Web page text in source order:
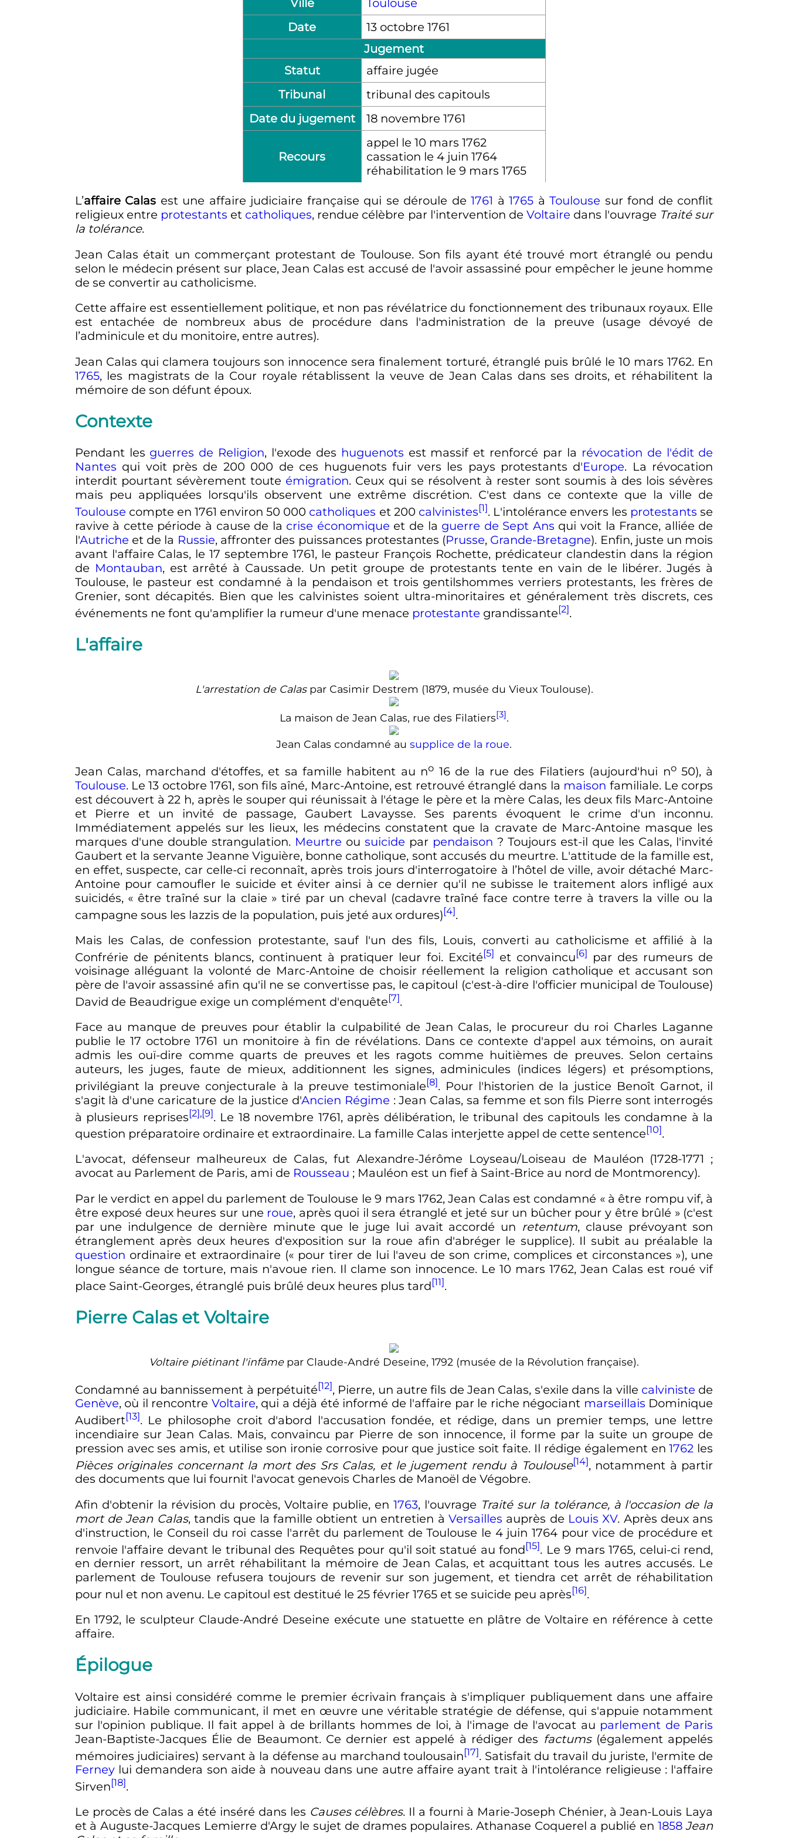
Date
13 octobre 1761
Jugement
Statut
affaire jugée
Tribunal
tribunal des capitouls
Date du jugement
18 novembre 1761
Recours
appel le 10 mars 1762
cassation le 4 juin 1764
réhabilitation le 9 mars 1765
L’affaire Calas est une affaire judiciaire française qui se déroule de1761 à1765 àToulouse sur fond de conflit
religieux entre protestants et catholiques, rendue célèbre par l'intervention de Voltaire dans l'ouvrage Traité sur
la tolérance.
Jean Calas était un commerçant protestant de Toulouse. Son fils ayant été trouvé mort étranglé ou pendu
selon le médecin présent sur place, Jean Calas est accusé de l'avoir assassiné pour empêcher le jeune homme
de se convertir au catholicisme.
Cette affaire est essentiellement politique, et non pas révélatrice du fonctionnement des tribunaux royaux. Elle
est entachée de nombreux abus de procédure dans l'administration de la preuve (usage dévoyé de
l’adminicule et du monitoire, entre autres).
Jean Calas qui clamera toujours son innocence sera finalement torturé, étranglé puis brûlé le 10 mars 1762. En
1765, les magistrats de la Cour royale rétablissent la veuve de Jean Calas dans ses droits, et réhabilitent la
mémoire de son défunt époux.
Contexte
Pendant les guerres de Religion, l'exode des huguenots est massif et renforcé par la révocation de l'édit de
Nantes qui voit près de 200 000 de ces huguenots fuir vers les pays protestants d'Europe. La révocation
interdit pourtant sévèrement toute émigration. Ceux qui se résolvent à rester sont soumis à des lois sévères
mais peu appliquées lorsqu'ils observent une extrême discrétion. C'est dans ce contexte que la ville de
Toulouse compte en 1761 environ50 000 catholiques et 200 calvinistes[1]. L'intolérance envers les protestants se
ravive à cette période à cause de la crise économique et de la guerre de Sept Ans qui voit la France, alliée de
l'Autriche et de la Russie, affronter des puissances protestantes (Prusse, Grande-Bretagne). Enfin, juste un mois
avant l'affaire Calas, le17 septembre 1761, le pasteur François Rochette, prédicateur clandestin dans la région
de Montauban, est arrêté à Caussade. Un petit groupe de protestants tente en vain de le libérer. Jugés à
Toulouse, le pasteur est condamné à la pendaison et trois gentilshommes verriers protestants, les frères de
Grenier, sont décapités. Bien que les calvinistes soient ultra-minoritaires et généralement très discrets, ces
événements ne font qu'amplifier la rumeur d'une menace protestante grandissante[2].
L'affaire
L'arrestation de Calaspar Casimir Destrem (1879, musée du Vieux Toulouse).
La maison de Jean Calas, rue des Filatiers[3].
Jean Calas condamné au supplice de la roue.
Jean Calas, marchand d'étoffes, et sa famille habitent au no 16de la rue des Filatiers (aujourd'hui no 50), à
Toulouse. Le13 octobre 1761, son fils aîné, Marc-Antoine, est retrouvé étranglé dans la maison familiale. Le corps
est découvert à22 h, après le souper qui réunissait à l'étage le père et la mère Calas, les deux fils Marc-Antoine
et Pierre et un invité de passage, Gaubert Lavaysse. Ses parents évoquent le crime d'un inconnu.
Immédiatement appelés sur les lieux, les médecins constatent que la cravate de Marc-Antoine masque les
marques d'une double strangulation. Meurtre ou suicide par pendaison ? Toujours est-il que les Calas, l'invité
Gaubert et la servante Jeanne Viguière, bonne catholique, sont accusés du meurtre. L'attitude de la famille est,
en effet, suspecte, car celle-ci reconnaît, après trois jours d'interrogatoire à l’hôtel de ville, avoir détaché Marc-
Antoine pour camoufler le suicide et éviter ainsi à ce dernier qu'il ne subisse le traitement alors infligé aux
suicidés, « être traîné sur la claie » tiré par un cheval (cadavre traîné face contre terre à travers la ville ou la
campagne sous les lazzis de la population, puis jeté aux ordures)[4].
Mais les Calas, de confession protestante, sauf l'un des fils, Louis, converti au catholicisme et affilié à la
Confrérie de pénitents blancs, continuent à pratiquer leur foi. Excité[5] et convaincu[6] par des rumeurs de
voisinage alléguant la volonté de Marc-Antoine de choisir réellement la religion catholique et accusant son
père de l'avoir assassiné afin qu'il ne se convertisse pas, le capitoul (c'est-à-dire l'officier municipal de Toulouse)
David de Beaudrigue exige un complément d'enquête[7].
Face au manque de preuves pour établir la culpabilité de Jean Calas, le procureur du roi Charles Laganne
publie le17 octobre 1761 un monitoire à fin de révélations. Dans ce contexte d'appel aux témoins, on aurait
admis les ouï-dire comme quarts de preuves et les ragots comme huitièmes de preuves. Selon certains
auteurs, les juges, faute de mieux, additionnent les signes, adminicules (indices légers) et présomptions,
privilégiant la preuve conjecturale à la preuve testimoniale[8]. Pour l'historien de la justice Benoît Garnot, il
s'agit là d'une caricature de la justice d'Ancien Régime : Jean Calas, sa femme et son fils Pierre sont interrogés
à plusieurs reprises[2],[9]. Le 18 novembre 1761, après délibération, le tribunal des capitouls les condamne à la
question préparatoire ordinaire et extraordinaire. La famille Calas interjette appel de cette sentence[10].
L'avocat, défenseur malheureux de Calas, fut Alexandre-Jérôme Loyseau/Loiseau de Mauléon (1728-1771 ;
avocat au Parlement de Paris, ami de Rousseau ; Mauléon est un fief à Saint-Brice au nord de Montmorency).
Par le verdict en appel du parlement de Toulouse le9 mars 1762, Jean Calas est condamné « à être rompu vif, à
être exposé deux heures sur une roue, après quoi il sera étranglé et jeté sur un bûcher pour y être brûlé »(c'est
par une indulgence de dernière minute que le juge lui avait accordé un retentum, clause prévoyant son
étranglement après deux heures d'exposition sur la roue afin d'abréger le supplice). Il subit au préalable la
question ordinaire et extraordinaire (« pour tirer de lui l'aveu de son crime, complices et circonstances »), une
longue séance de torture, mais n'avoue rien. Il clame son innocence. Le10 mars 1762, Jean Calas est roué vif
place Saint-Georges, étranglé puis brûlé deux heures plus tard[11].
Pierre Calas et Voltaire
Voltaire piétinant l'infâme par Claude-André Deseine, 1792 (musée de la Révolution française).
Condamné au bannissement à perpétuité[12], Pierre, un autre fils de Jean Calas, s'exile dans la ville calviniste de
Genève, où il rencontre Voltaire, qui a déjà été informé de l'affaire par le riche négociant marseillais Dominique
Audibert[13]. Le philosophe croit d'abord l'accusation fondée, et rédige, dans un premier temps, une lettre
incendiaire sur Jean Calas. Mais, convaincu par Pierre de son innocence, il forme par la suite un groupe de
pression avec ses amis, et utilise son ironie corrosive pour que justice soit faite. Il rédige également en1762 les
Pièces originales concernant la mort des Srs Calas, et le jugement rendu à Toulouse[14], notamment à partir
des documents que lui fournit l'avocat genevois Charles de Manoël de Végobre.
Afin d'obtenir la révision du procès, Voltaire publie, en 1763, l'ouvrage Traité sur la tolérance, à l'occasion de la
mort de Jean Calas, tandis que la famille obtient un entretien à Versailles auprès de Louis XV. Après deux ans
d'instruction, le Conseil du roi casse l'arrêt du parlement de Toulouse le 4 juin 1764 pour vice de procédure et
renvoie l'affaire devant le tribunal des Requêtes pour qu'il soit statué au fond[15]. Le9 mars 1765, celui-ci rend,
en dernier ressort, un arrêt réhabilitant la mémoire de Jean Calas, et acquittant tous les autres accusés. Le
parlement de Toulouse refusera toujours de revenir sur son jugement, et tiendra cet arrêt de réhabilitation
pour nul et non avenu. Le capitoul est destitué le 25 février 1765et se suicide peu après[16].
En 1792, le sculpteur Claude-André Deseine exécute une statuette en plâtre de Voltaire en référence à cette
affaire.
Épilogue
Voltaire est ainsi considéré comme le premier écrivain français à s'impliquer publiquement dans une affaire
judiciaire. Habile communicant, il met en œuvre une véritable stratégie de défense, qui s'appuie notamment
sur l'opinion publique. Il fait appel à de brillants hommes de loi, à l'image de l'avocat au parlement de Paris
Jean-Baptiste-Jacques Élie de Beaumont. Ce dernier est appelé à rédiger des factums(également appelés
mémoires judiciaires) servant à la défense au marchand toulousain[17]. Satisfait du travail du juriste, l'ermite de
Ferneylui demandera son aide à nouveau dans une autre affaire ayant trait à l'intolérance religieuse : l'affaire
Sirven[18].
Le procès de Calas a été inséré dans les Causes célèbres. Il a fourni à Marie-Joseph Chénier, à Jean-Louis Laya
et à Auguste-Jacques Lemierre d'Argy le sujet de drames populaires. Athanase Coquerel a publié en 1858 Jean